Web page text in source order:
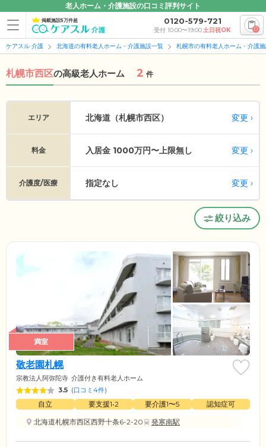
老人ホーム・介護施設の口コミ評判サイト
掲載施設5万件超 0120-579-721
受付 10:00〜19:00土日祝OK 0
ケアスル 介護 北海道の有料老人ホーム・介護施設一覧 札幌市の有料老人ホーム・介護
札幌市西区の高級老人ホーム 2 件
エリア 北海道（札幌市西区） 変更
料金 入居金 1000万円〜上限無し 変更
介護度/医療 指定なし 変更
絞り込み
満室
敬老園札幌
宗教法人阿弥陀寺 介護付き有料老人ホーム
3.5 (口コミ4件)
自立 要支援1•2 要介護1〜5
認知症可
北海道札幌市西区西野十条6-2-20
発寒南駅